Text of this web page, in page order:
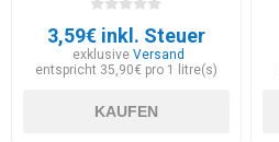
3,59€ inkl. Steuer
exklusiveVersand
entspricht 35,90€ pro 1 litre(s)
KAUFEN